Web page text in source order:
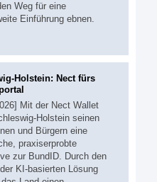
Weg für eine
Einführung ebnen.
Holstein: Nect fürs
Mit der Nect Wallet
Holstein seinen
und Bürgern eine
praxiserprobte
zur BundID. Durch den
KI-basierten Lösung